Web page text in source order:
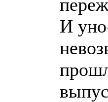
И